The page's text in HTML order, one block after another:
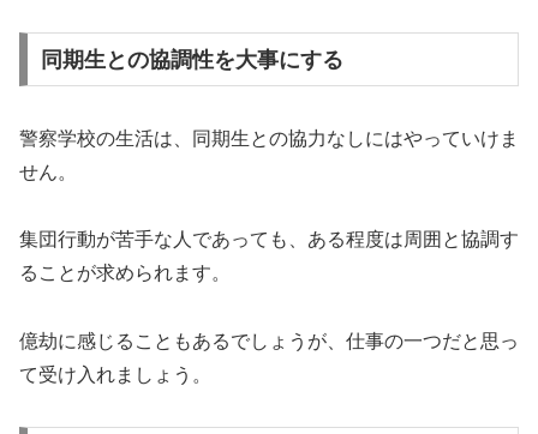
同期生との協調性を大事にする
警察学校の生活は、同期生との協力なしにはやっていけま
せん。
集団行動が苦手な人であっても、ある程度は周囲と協調す
ることが求められます。
億劫に感じることもあるでしょうが、仕事の一つだと思っ
て受け入れましょう。